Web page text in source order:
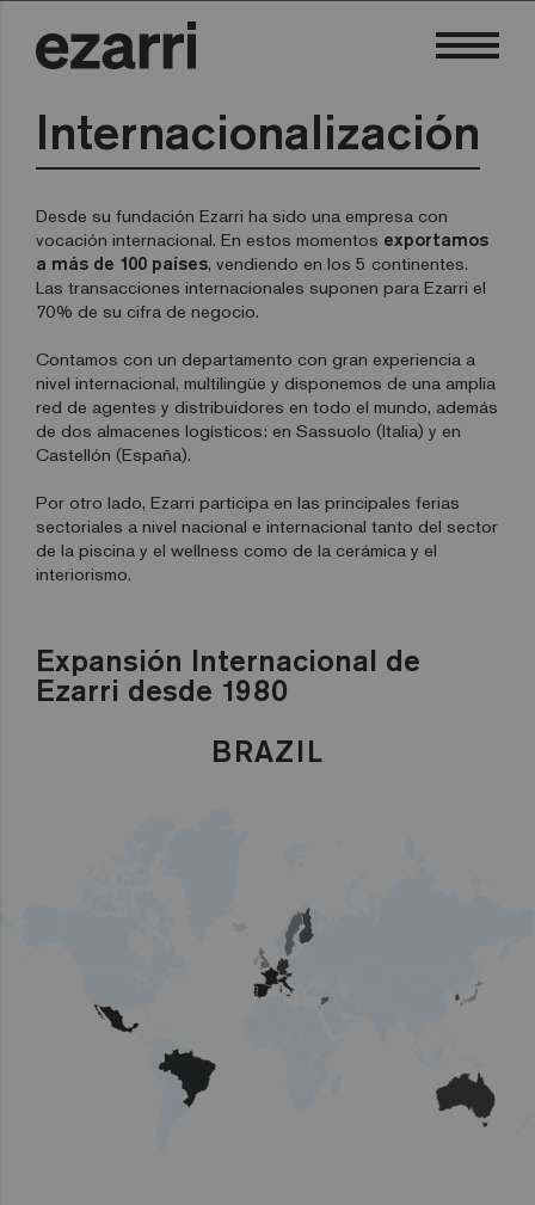
Internacionalización
Desde su fundación Ezarri ha sido una empresa con
vocación internacional. En estos momentos exportamos
a más de 100 países, vendiendo en los 5 continentes.
Las transacciones internacionales suponen para Ezarri el
70% de su cifra de negocio.
Contamos con un departamento con gran experiencia a
nivel internacional, multilingüe y disponemos de una amplia
red de agentes y distribuidores en todo el mundo, además
de dos almacenes logísticos: en Sassuolo (Italia) y en
Castellón (España).
Por otro lado, Ezarri participa en las principales ferias
sectoriales a nivel nacional e internacional tanto del sector
de la piscina y el wellness como de la cerámica y el
interiorismo.
Expansión Internacional de
Ezarri desde 1980
BRAZIL
LEBANON